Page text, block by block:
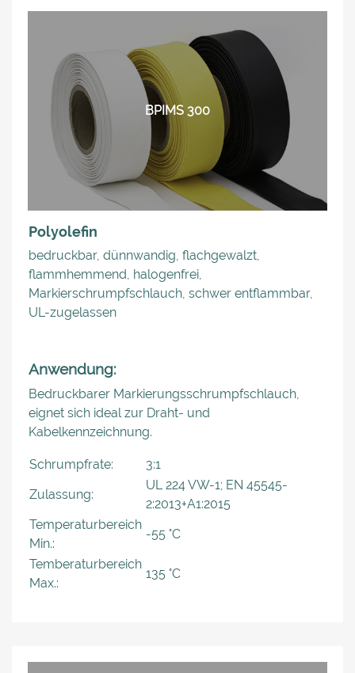
BPIMS 300
Polyolefin
bedruckbar, dünnwandig, flachgewalzt,
flammhemmend, halogenfrei,
Markierschrumpfschlauch, schwer entflammbar,
UL-zugelassen
Anwendung:
Bedruckbarer Markierungsschrumpfschlauch,
eignet sich ideal zur Draht- und
Kabelkennzeichnung.
Schrumpfrate:
3:1
Zulassung:
UL 224 VW-1; EN 45545-
2:2013+A1:2015
Temperaturbereich
Min.:
-55 °C
Temberaturbereich
Max.:
135 °C